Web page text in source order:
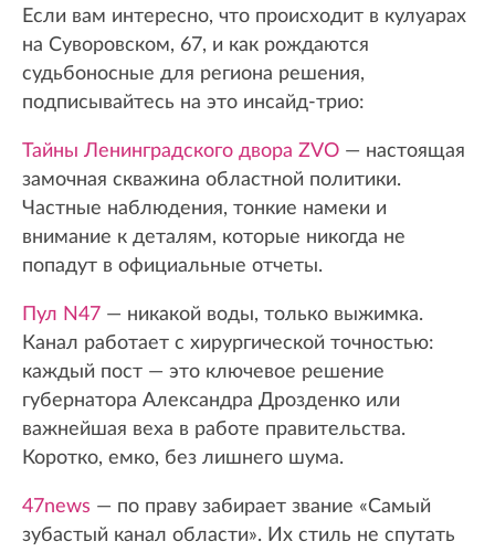
Если вам интересно, что происходит в кулуарах
на Суворовском, 67, и как рождаются
судьбоносные для региона решения,
подписывайтесь на это инсайд-трио:
Тайны Ленинградского двора ZVO — настоящая
замочная скважина областной политики.
Частные наблюдения, тонкие намеки и
внимание к деталям, которые никогда не
попадут в официальные отчеты.
Пул N47 — никакой воды, только выжимка.
Канал работает с хирургической точностью:
каждый пост — это ключевое решение
губернатора Александра Дрозденко или
важнейшая веха в работе правительства.
Коротко, емко, без лишнего шума.
47news — по праву забирает звание «Самый
зубастый канал области». Их стиль не спутать